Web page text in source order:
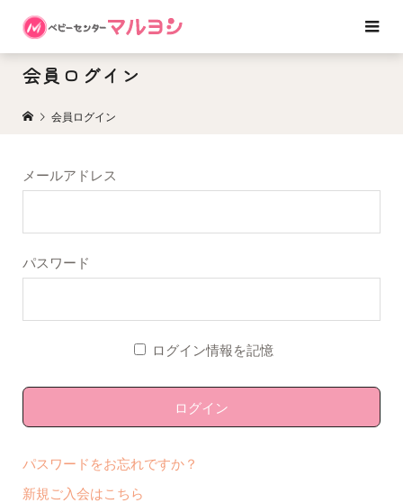
会員ログイン
会員ログイン
メールアドレス
パスワード
ログイン情報を記憶
パスワードをお忘れですか？
新規ご入会はこちら